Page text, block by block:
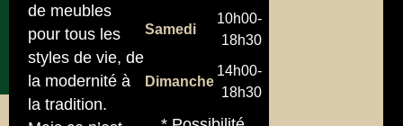
de meubles
pour tous les
styles de vie, de
la modernité à
la tradition.
Samedi
10h00-
18h30
Dimanche
14h00-
18h30